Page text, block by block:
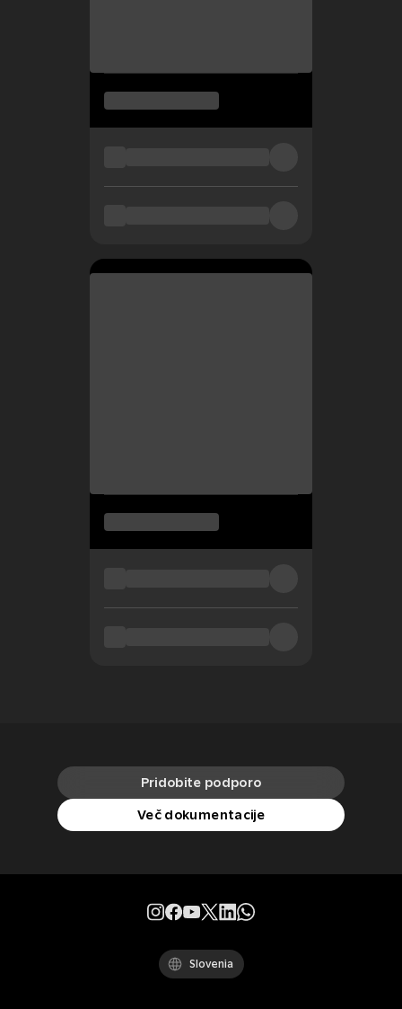
Pridobite podporo
Več dokumentacije
Slovenia